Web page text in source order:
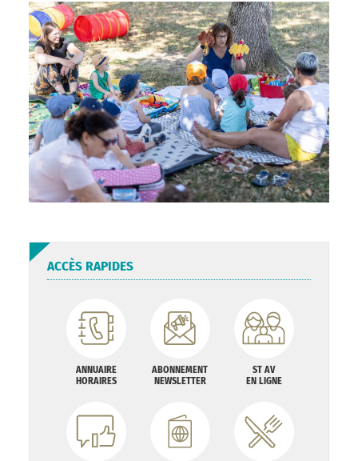
ACCÈS RAPIDES
ANNUAIRE
HORAIRES
ABONNEMENT
NEWSLETTER
ST AV
EN LIGNE